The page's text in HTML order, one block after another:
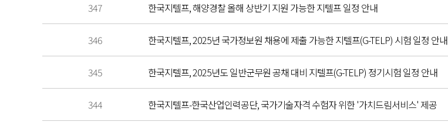
347 한국지텔프, 해양경찰 올해 상반기 지원 가능한 지텔프 일정 안내
346 한국지텔프, 2025년 국가정보원 채용에 제출 가능한 지텔프(G-TELP) 시험 일정 안내
345 한국지텔프, 2025년도 일반군무원 공채 대비 지텔프(G-TELP) 정기시험 일정 안내
344 한국지텔프-한국산업인력공단, 국가기술자격 수험자 위한 '가치드림서비스' 제공